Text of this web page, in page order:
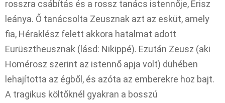
rosszra csábítás és a rossz tanács istennője, Erisz
leánya. Ő tanácsolta Zeusznak azt az esküt, amely
fia, Héraklész felett akkora hatalmat adott
Eurüsztheusznak (lásd: Nikippé). Ezután Zeusz (aki
Homérosz szerint az istennő apja volt) dühében
lehajította az égből, és azóta az emberekre hoz bajt.
A tragikus költőknél gyakran a bosszú